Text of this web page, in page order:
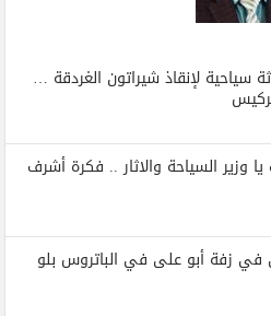
سياحية لإنقاذ شيراتون الغردقة …
وزير السياحة والاثار .. فكرة أشرف
زفة أبو على في الباتروس بلو